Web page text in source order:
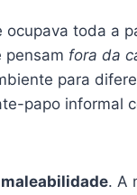
ocupava toda a
pensam fora da
para
papo informal
maleabilidade. A